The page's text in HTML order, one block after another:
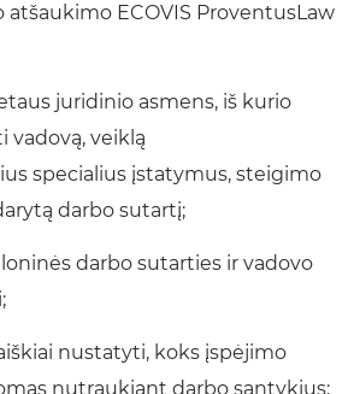
ECOVIS ProventusLaw
juridinio asmens, iš kurio
vadovą, veiklą
specialius įstatymus, steigimo
darbo sutartį;
darbo sutarties ir vadovo
nustatyti, koks įspėjimo
nutraukiant darbo santykius;